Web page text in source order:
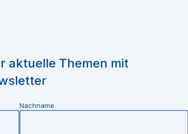
aktuelle Themen mit
Nachname